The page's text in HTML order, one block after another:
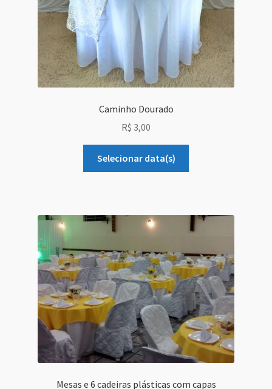
Caminho Dourado
R$ 3,00
Selecionar data(s)
Mesas e 6 cadeiras plásticas com capas